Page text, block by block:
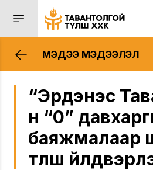
МЭДЭЭ МЭДЭЭЛЭЛ
“Эрдэнэс
н “0”
баяжмалаар
түлш